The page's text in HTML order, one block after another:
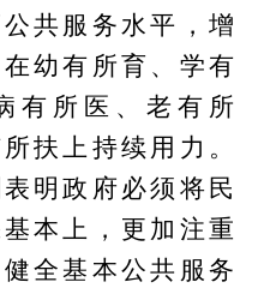
共服务水平，增
幼有所育、学有
有所医、老有所
扶上持续用力。
明政府必须将民
本上，更加注重
全基本公共服务